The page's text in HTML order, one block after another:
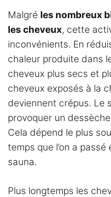
Malgré les nombreux
les cheveux, cette
inconvénients. En
chaleur produite dans
cheveux plus secs et
cheveux exposés à la
deviennent crépus. Le
provoquer un
Cela dépend le plus
temps que l’on a
sauna.
Plus longtemps les